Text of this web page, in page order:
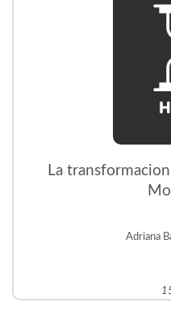
La
Adriana